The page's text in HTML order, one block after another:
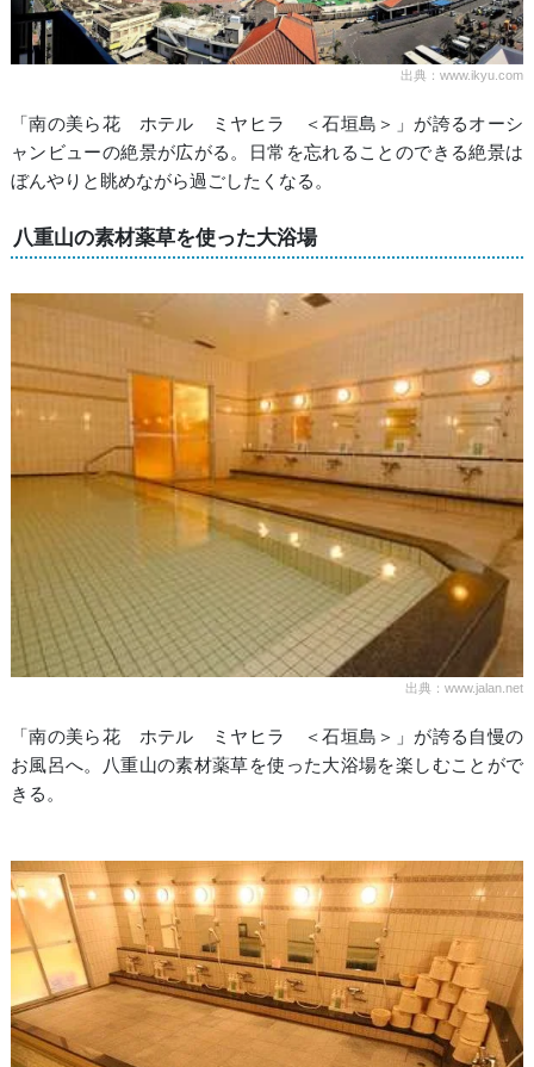
出典：www.ikyu.com
「南の美ら花 ホテル ミヤヒラ ＜石垣島＞」が誇るオーシ
ャンビューの絶景が広がる。日常を忘れることのできる絶景は
ぼんやりと眺めながら過ごしたくなる。
八重山の素材薬草を使った大浴場
出典：www.jalan.net
「南の美ら花 ホテル ミヤヒラ ＜石垣島＞」が誇る自慢の
お風呂へ。八重山の素材薬草を使った大浴場を楽しむことがで
きる。